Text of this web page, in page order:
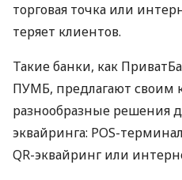
торговая точка или
теряет клиентов.
Такие банки, как
ПУМБ, предлагают своим
разнообразные решения
эквайринга: POS-
QR-эквайринг или